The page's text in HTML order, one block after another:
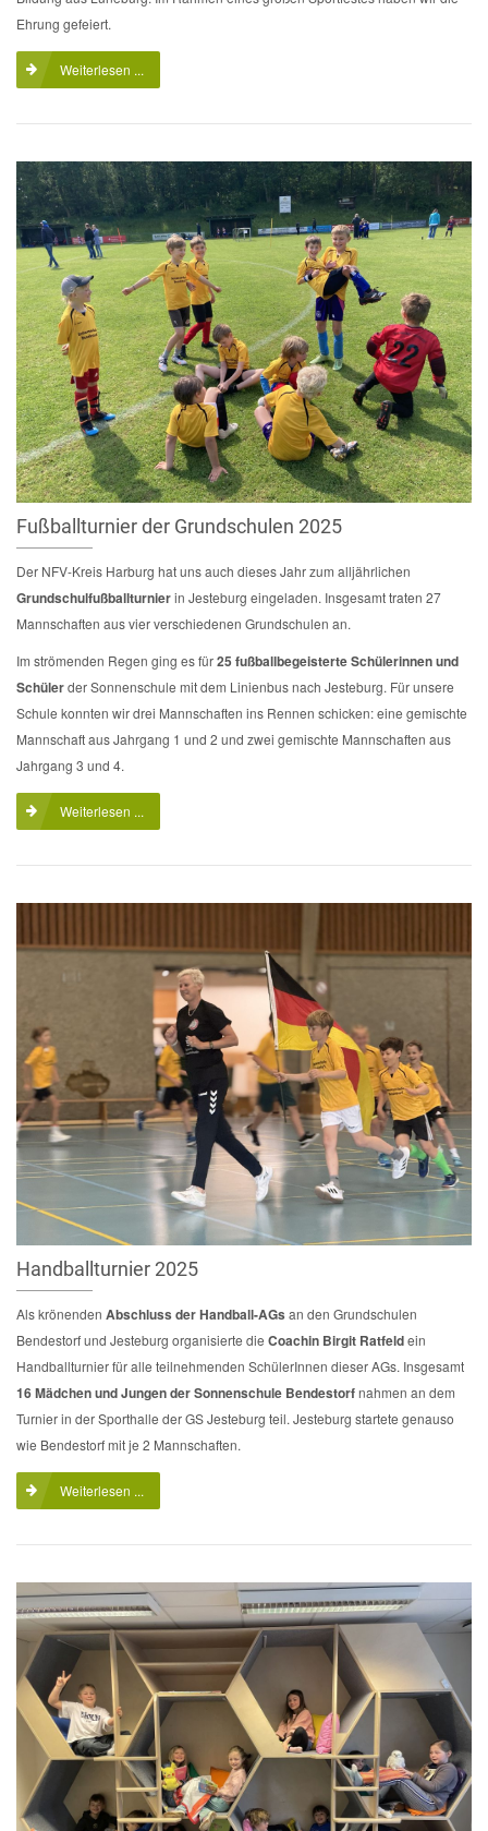
Ehrung gefeiert.
Weiterlesen ...
Fußballturnier der Grundschulen 2025
Der NFV-Kreis Harburg hat uns auch dieses Jahr zum alljährlichen
Grundschulfußballturnierin Jesteburg eingeladen. Insgesamt traten 27
Mannschaften aus vier verschiedenen Grundschulen an.
Im strömenden Regen ging es für25 fußballbegeisterte Schülerinnen und
Schülerder Sonnenschule mit dem Linienbus nach Jesteburg. Für unsere
Schule konnten wir drei Mannschaften ins Rennen schicken: eine gemischte
Mannschaft aus Jahrgang 1 und 2 und zwei gemischte Mannschaften aus
Jahrgang 3 und 4.
Weiterlesen ...
Handballturnier 2025
Als krönenden Abschluss der Handball-AGs an den Grundschulen
Bendestorf und Jesteburg organisierte die Coachin Birgit Ratfeldein
Handballturnier für alle teilnehmenden SchülerInnen dieser AGs. Insgesamt
16 Mädchen und Jungen der Sonnenschule Bendestorfnahmen an dem
Turnier in der Sporthalle der GS Jesteburg teil. Jesteburg startete genauso
wie Bendestorf mit je 2 Mannschaften.
Weiterlesen ...